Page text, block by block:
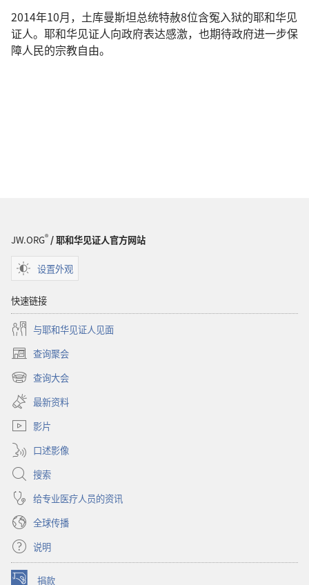
2014年10月，土库曼斯坦总统特赦8位含冤入狱的耶和华见
证人。耶和华见证人向政府表达感激，也期待政府进一步保
障人民的宗教自由。
JW.ORG®/ 耶和华见证人官方网站
设置外观
快速链接
与耶和华见证人见面
查询聚会
（打
开
新
窗
口）
查询大会
（打
开
新
窗
最新资料
影片
口述影像
搜索
给专业医疗人员的资讯
全球传播
说明
捐款